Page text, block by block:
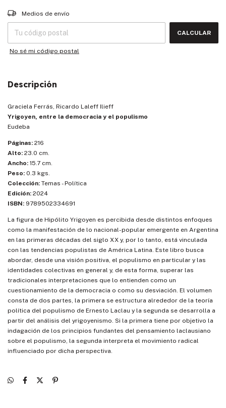
Entregas para el CP:
Medios de envío
CALCULAR
No sé mi código postal
Descripción
Graciela Ferrás, Ricardo Laleff Ilieff
Yrigoyen, entre la democracia y el populismo
Eudeba
Páginas: 216
Alto: 23.0 cm.
Ancho: 15.7 cm.
Peso: 0.3 kgs.
Colección: Temas - Política
Edición: 2024
ISBN: 9789502334691
La figura de Hipólito Yrigoyen es percibida desde distintos enfoques
como la manifestación de lo nacional-popular emergente en Argentina
en las primeras décadas del siglo XX y, por lo tanto, está vinculada
con las tendencias populistas de América Latina. Este libro busca
abordar, desde una visión positiva, el populismo en particular y las
identidades colectivas en general y, de esta forma, superar las
tradicionales interpretaciones que lo entienden como un
cuestionamiento de la democracia o como su desviación. El volumen
consta de dos partes, la primera se estructura alrededor de la teoría
política del populismo de Ernesto Laclau y la segunda se desarrolla a
partir del análisis del yrigoyenismo. Si la primera tiene por objetivo la
indagación de los principios fundantes del pensamiento laclausiano
sobre el populismo, la segunda interpreta el movimiento radical
influenciado por dicha perspectiva.